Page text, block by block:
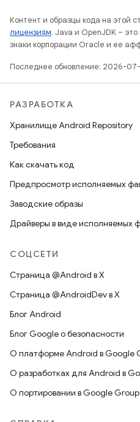
Контент и образцы кода на этой
лицензиям. Java и OpenJDK –
знаки корпорации Oracle и ее
Последнее обновление: 2026-
РАЗРАБОТКА
Хранилище Android Repository
Требования
Как скачать код
Предпросмотр исполняемых
Заводские образы
Драйверы в виде исполняемых
СОЦСЕТИ
Страница @Android в X
Страница @AndroidDev в X
Блог Android
Блог Google о безопасности
О платформе Android в Google
О разработках для Android в
О портировании в Google